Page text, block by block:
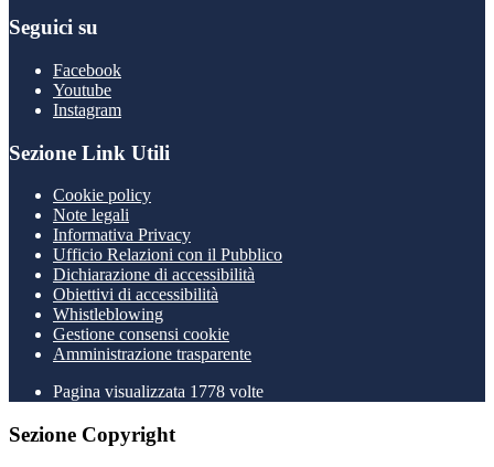
Seguici su
Facebook
Youtube
Instagram
Sezione Link Utili
Cookie policy
Note legali
Informativa Privacy
Ufficio Relazioni con il Pubblico
Dichiarazione di accessibilità
Obiettivi di accessibilità
Whistleblowing
Gestione consensi cookie
Amministrazione trasparente
Pagina visualizzata 1778 volte
Sezione Copyright